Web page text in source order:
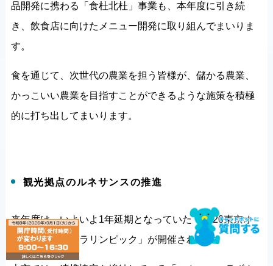
品開発に携わる「食杜北杜」事業も、本年度に引き続
き、飲食店に向けたメニュー開発に取り組んでまいりま
す。
食を通じて、次世代の農業を担う皆様が、儲かる農業、
かっこいい農業を目指すことができるような施策を積極
的に打ち出してまいります。
観光拠点のルネサンスの推進
来年度は、いよいよ1年延期となっていた「2020東京オ
リンピック・パラリンピック」が開催されます。